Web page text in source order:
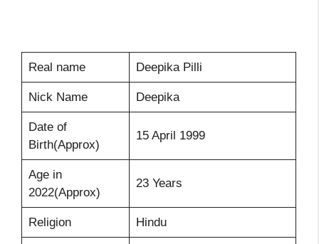
Real name Deepika Pilli
Nick Name Deepika
Date of
Birth(Approx)
15 April 1999
Age in
2022(Approx)
23 Years
Religion Hindu